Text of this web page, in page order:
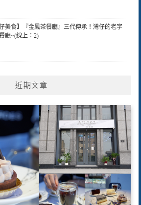
仔美食】『金鳳茶餐廳』三代傳承！灣仔的老字
廳~(線上：2)
近期文章